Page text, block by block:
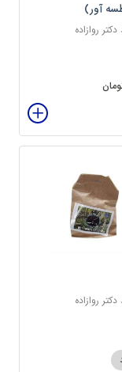
آور)
روازاده
روازاده